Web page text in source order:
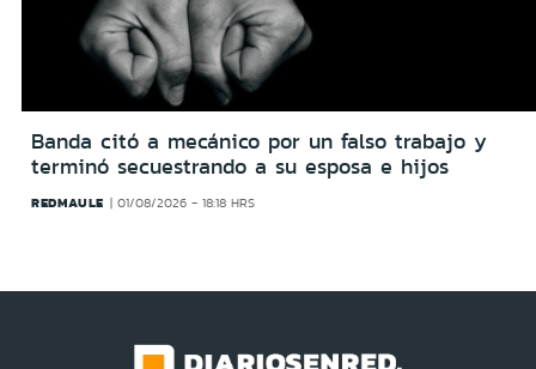
Banda citó a mecánico por un falso trabajo y
terminó secuestrando a su esposa e hijos
REDMAULE 01/08/2026 - 18:18 HRS